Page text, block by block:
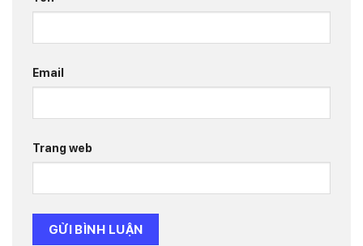
Email
Trang web